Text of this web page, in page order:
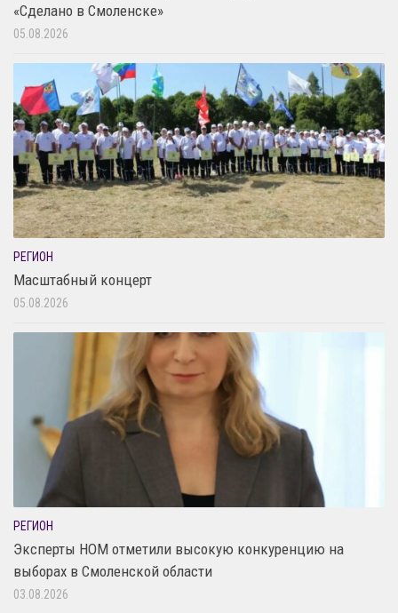
«Сделано в Смоленске»
05.08.2026
РЕГИОН
Масштабный концерт
05.08.2026
РЕГИОН
Эксперты НОМ отметили высокую конкуренцию на
выборах в Смоленской области
03.08.2026